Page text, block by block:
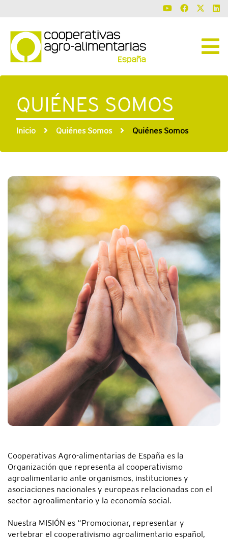
QUIÉNES SOMOS
Inicio Quiénes Somos Quiénes Somos
Cooperativas Agro-alimentarias de España es la
Organización que representa al cooperativismo
agroalimentario ante organismos, instituciones y
asociaciones nacionales y europeas relacionadas con el
sector agroalimentario y la economía social.
Nuestra MISIÓN es “Promocionar, representar y
vertebrar el cooperativismo agroalimentario español,